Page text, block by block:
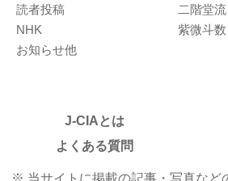
読者投稿
二階堂流
NHK
紫微斗数
お知らせ他
J-CIAとは
よくある質問
※ 当サイトに掲載の記事・写真など